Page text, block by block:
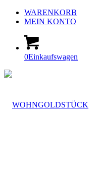
WARENKORB
MEIN KONTO
0Einkaufswagen